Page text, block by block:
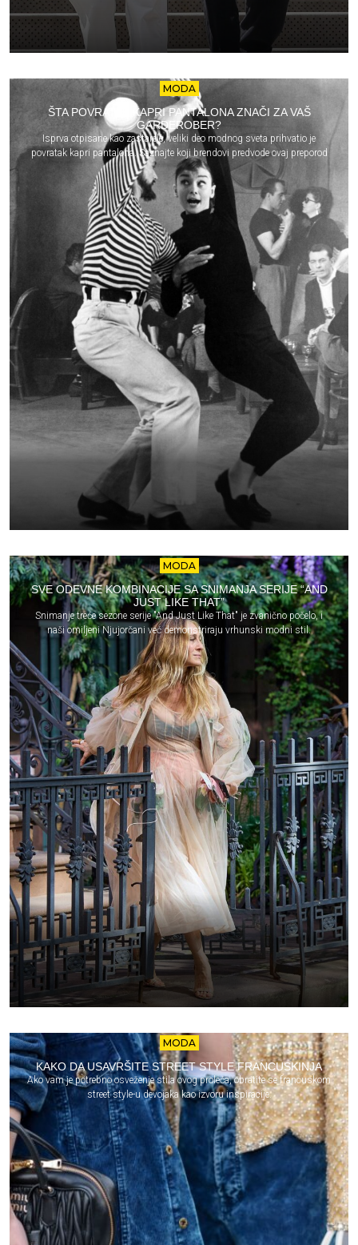
MODA
ŠTA POVRATAK KAPRI PANTALONA ZNAČI ZA VAŠ
GARDEROBER?
Isprva otpisane kao zastarele, veliki deo modnog sveta prihvatio je
povratak kapri pantalona. Saznajte koji brendovi predvode ovaj preporod
MODA
SVE ODEVNE KOMBINACIJE SA SNIMANJA SERIJE “AND
JUST LIKE THAT”
Snimanje treće sezone serije "And Just Like That" je zvanično počelo, i
naši omiljeni Njujorčani već demonstriraju vrhunski modni stil.
MODA
KAKO DA USAVRŠITE STREET STYLE FRANCUSKINJA
Ako vam je potrebno osveženje stila ovog proleća, obratite se francuskom
street style-u devojaka kao izvoru inspiracije.